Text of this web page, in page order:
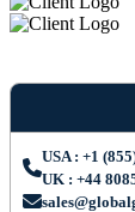
USA : +1
UK : +44